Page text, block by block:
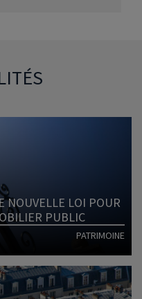
NOUVELLE LOI POUR
PUBLIC
PATRIMOINE
Lire l'article